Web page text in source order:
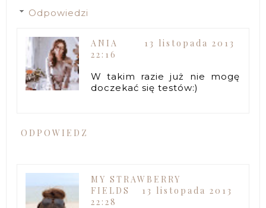
Odpowiedzi
ANIA
13 listopada 2013
22:16
W takim razie już nie mogę
doczekać się testów:)
ODPOWIEDZ
MY STRAWBERRY
FIELDS
13 listopada 2013
22:28